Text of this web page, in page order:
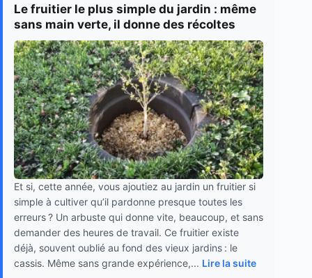
Le fruitier le plus simple du jardin : même
sans main verte, il donne des récoltes
Et si, cette année, vous ajoutiez au jardin un fruitier si
simple à cultiver qu’il pardonne presque toutes les
erreurs ? Un arbuste qui donne vite, beaucoup, et sans
demander des heures de travail. Ce fruitier existe
déjà, souvent oublié au fond des vieux jardins : le
cassis. Même sans grande expérience,... Lire la suite